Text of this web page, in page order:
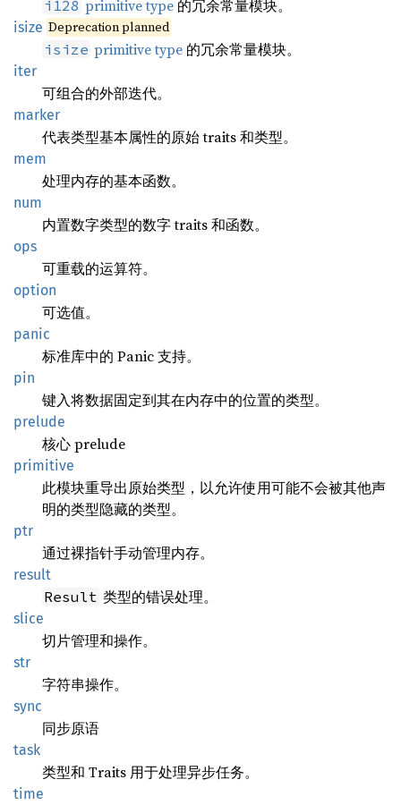
i128 primitive type 的冗余常量模块。
isize Deprecation planned
isize primitive type 的冗余常量模块。
iter
可组合的外部迭代。
marker
代表类型基本属性的原始 traits 和类型。
mem
处理内存的基本函数。
num
内置数字类型的数字 traits 和函数。
ops
可重载的运算符。
option
可选值。
panic
标准库中的 Panic 支持。
pin
键入将数据固定到其在内存中的位置的类型。
prelude
核心 prelude
primitive
此模块重导出原始类型，以允许使用可能不会被其他声
明的类型隐藏的类型。
ptr
通过裸指针手动管理内存。
result
Result 类型的错误处理。
slice
切片管理和操作。
str
字符串操作。
sync
同步原语
task
类型和 Traits 用于处理异步任务。
time